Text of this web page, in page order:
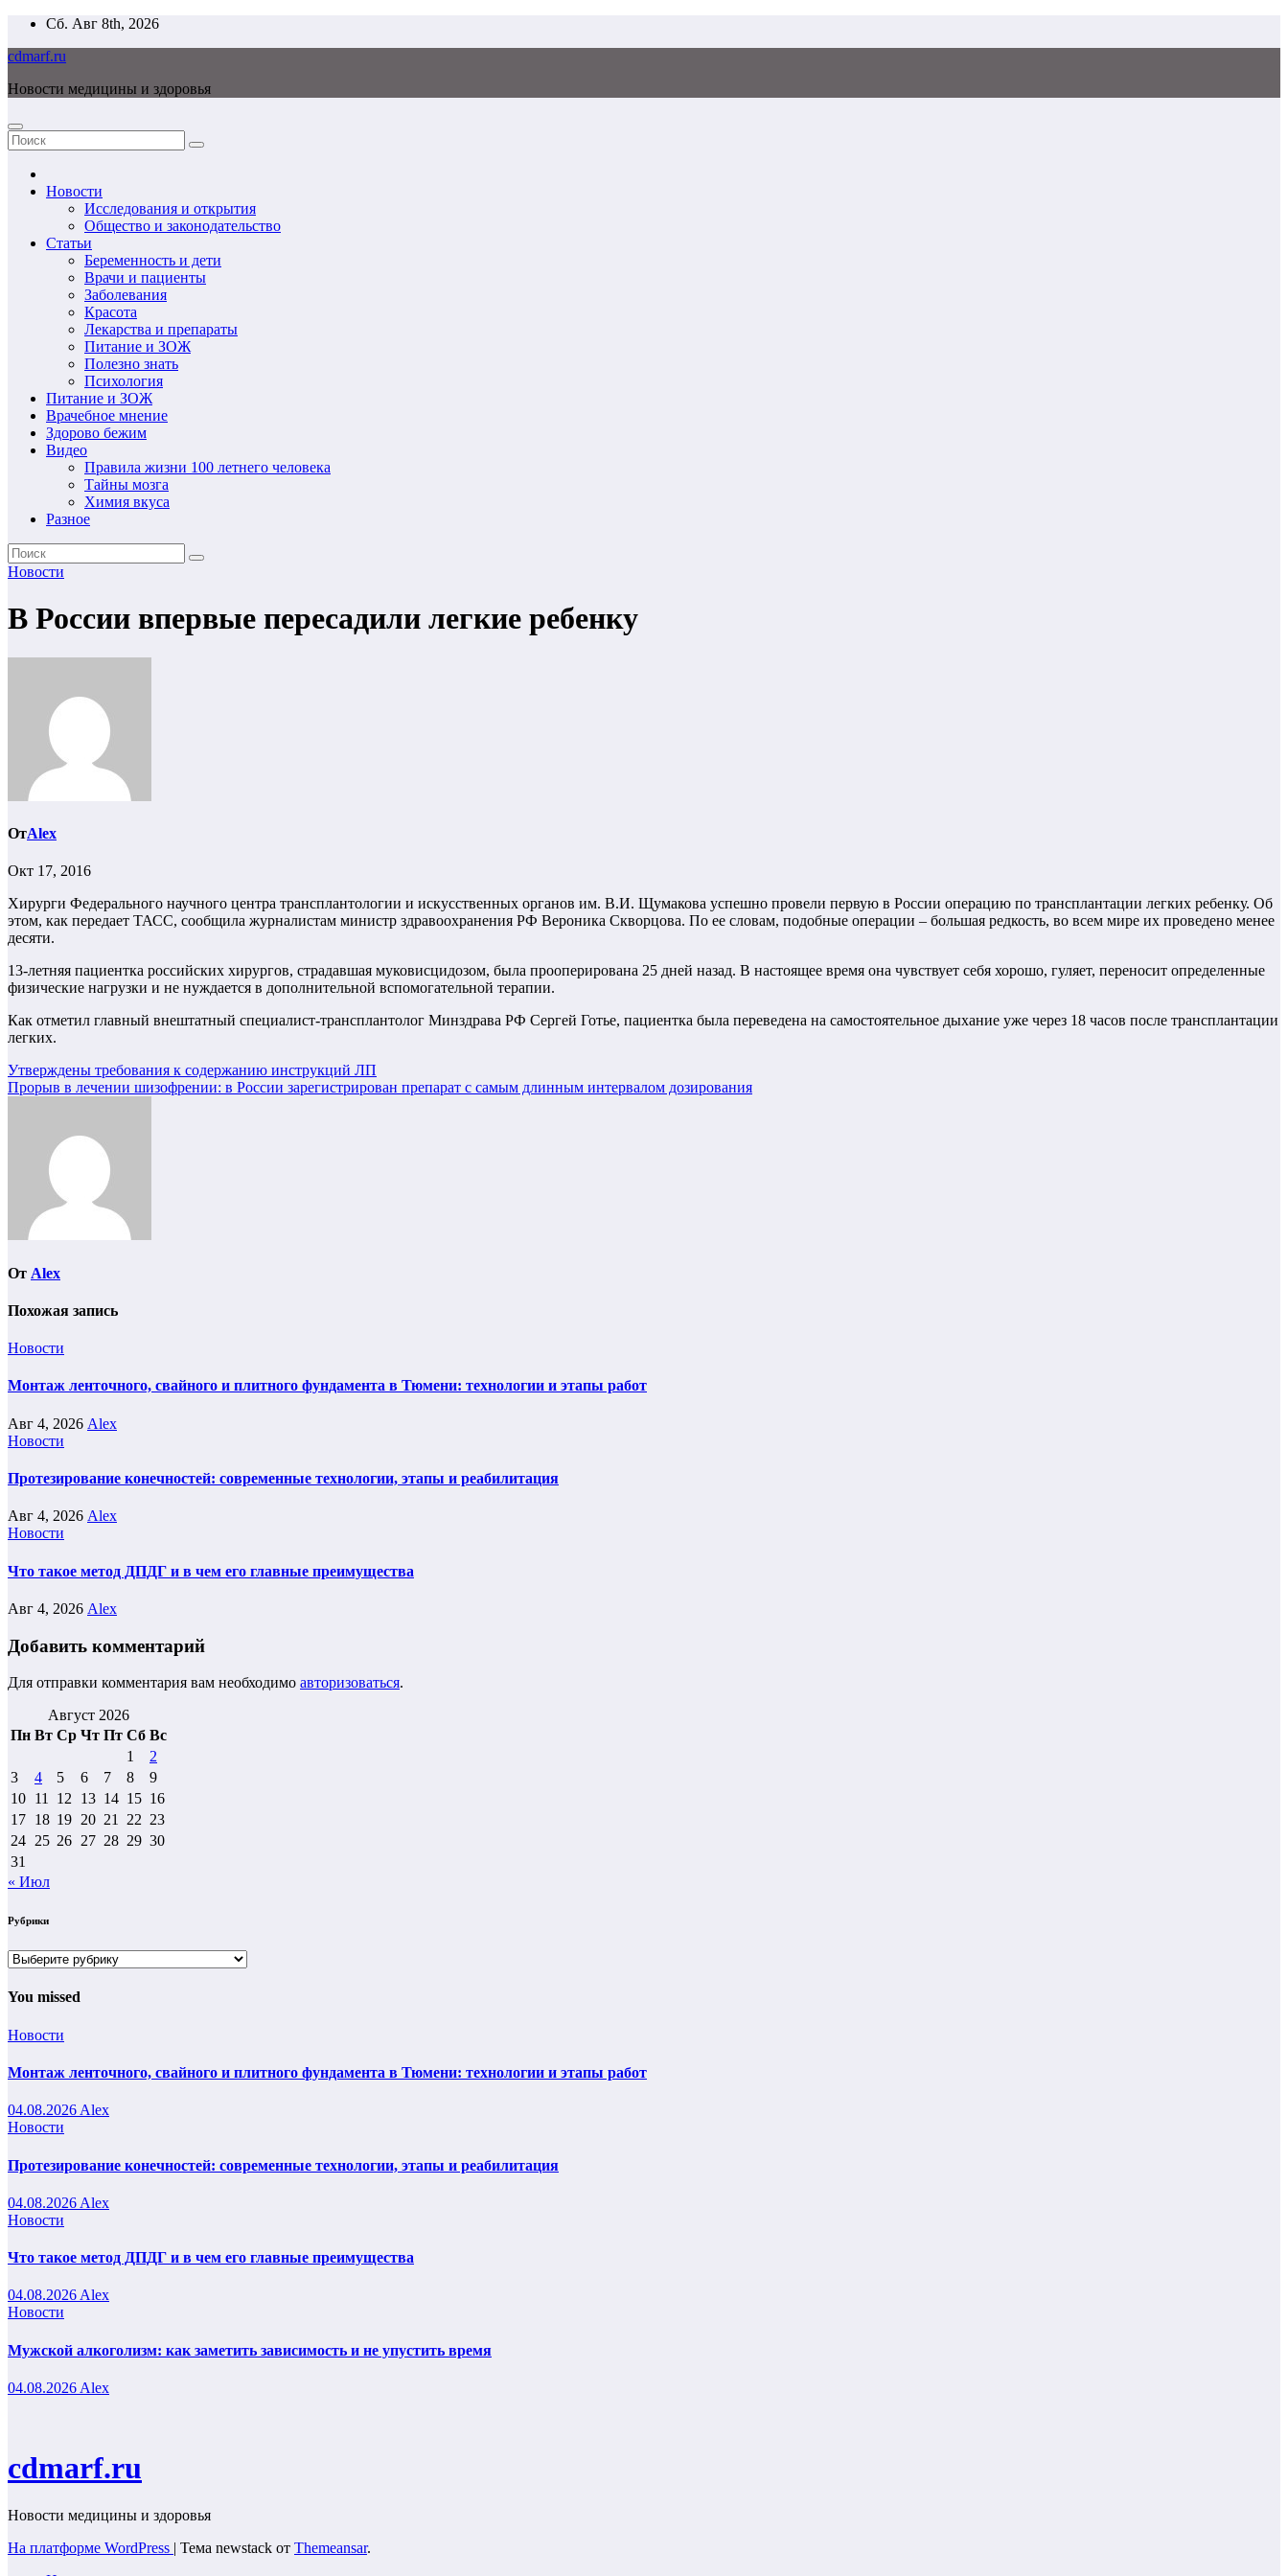
Перейти
содержимому
Сб. Авг 8th, 2026
cdmarf.ru
Новости медицины и здоровья
Новости
Исследования и открытия
Общество и законодательство
Статьи
Беременность и дети
Врачи и пациенты
Заболевания
Красота
Лекарства и препараты
Питание и ЗОЖ
Полезно знать
Психология
Питание и ЗОЖ
Врачебное мнение
Здорово бежим
Видео
Правила жизни 100 летнего человека
Тайны мозга
Химия вкуса
Разное
Новости
В России впервые пересадили легкие ребенку
ОтAlex
Окт 17, 2016
Хирурги Федерального научного центра трансплантологии и искусственных органов им. В.И. Щумакова успешно провели первую в России операцию по трансплантации легких ребенку. Об
этом, как передает ТАСС, сообщила журналистам министр здравоохранения РФ Вероника Скворцова. По ее словам, подобные операции – большая редкость, во всем мире их проведено менее
десяти.
13-летняя пациентка российских хирургов, страдавшая муковисцидозом, была прооперирована 25 дней назад. В настоящее время она чувствует себя хорошо, гуляет, переносит определенные
физические нагрузки и не нуждается в дополнительной вспомогательной терапии.
Как отметил главный внештатный специалист-трансплантолог Минздрава РФ Сергей Готье, пациентка была переведена на самостоятельное дыхание уже через 18 часов после трансплантации
легких.
Навигация
по
Утверждены требования к содержанию инструкций ЛП
Прорыв в лечении шизофрении: в России зарегистрирован препарат с самым длинным интервалом дозирования
От Alex
Похожая запись
Новости
Монтаж ленточного, свайного и плитного фундамента в Тюмени: технологии и этапы работ
Авг 4, 2026 Alex
Новости
Протезирование конечностей: современные технологии, этапы и реабилитация
Авг 4, 2026 Alex
Новости
Что такое метод ДПДГ и в чем его главные преимущества
Авг 4, 2026 Alex
Добавить комментарий
Для отправки комментария вам необходимо авторизоваться.
Август 2026
Пн Вт Ср Чт Пт Сб Вс
1
2
3
4 5 6 7 8
9
10 11 12 13 14 15 16
17 18 19 20 21 22 23
24 25 26 27 28 29 30
31
« Июл
Рубрики
Рубрики
You missed
Новости
Монтаж ленточного, свайного и плитного фундамента в Тюмени: технологии и этапы работ
04.08.2026 Alex
Новости
Протезирование конечностей: современные технологии, этапы и реабилитация
04.08.2026 Alex
Новости
Что такое метод ДПДГ и в чем его главные преимущества
04.08.2026 Alex
Новости
Мужской алкоголизм: как заметить зависимость и не упустить время
04.08.2026 Alex
cdmarf.ru
Новости медицины и здоровья
На платформе WordPress | Тема newstack от Themeansar.